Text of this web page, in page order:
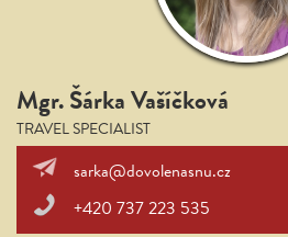
Mgr. Šárka Vašíčková
TRAVEL SPECIALIST
sarka@dovolenasnu.cz
+420 737 223 535